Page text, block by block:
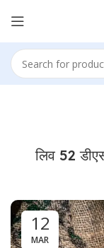
लिव 52
12
MAR